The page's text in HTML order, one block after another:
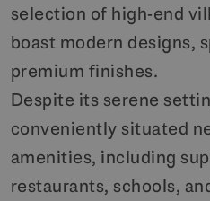
selection of high-end
boast modern designs,
premium finishes.
Despite its serene
conveniently situated
amenities, including
restaurants, schools,